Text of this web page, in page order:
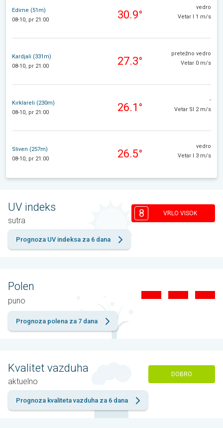
Edirne (51m)
08-10, pr 21:00
30.9°
vedro
Vetar I 1 m/s
Kardjali (331m)
08-10, pr 21:00
27.3°
pretežno vedro
Vetar 0 m/s
Kırklareli (230m)
08-10, pr 21:00
26.1°
-
Vetar SI 2 m/s
Sliven (257m)
08-10, pr 21:00
26.5°
vedro
Vetar I 3 m/s
UV indeks
sutra
8 VRLO VISOK
Prognoza UV indeksa za 6 dana
Polen
puno
Prognoza polena za 7 dana
Kvalitet vazduha
aktuelno
DOBRO
Prognoza kvaliteta vazduha za 6 dana